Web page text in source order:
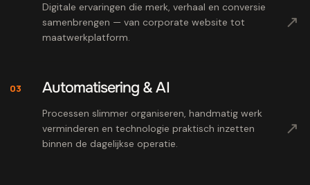
Digitale ervaringen die merk, verhaal en conversie
samenbrengen — van corporate website tot
maatwerkplatform.
↗
03 Automatisering & AI
Processen slimmer organiseren, handmatig werk
verminderen en technologie praktisch inzetten
binnen de dagelijkse operatie.
↗